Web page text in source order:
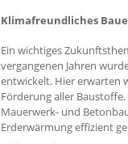
Klimafreundliches
Ein wichtiges
vergangenen Jahren
entwickelt. Hier erwarten
Förderung aller
Mauerwerk- und
Erderwärmung effizient